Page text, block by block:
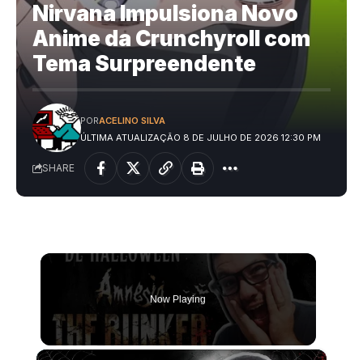
Nirvana Impulsiona Novo
Anime da Crunchyroll com
Tema Surpreendente
ÚLTIMA ATUALIZAÇÃO 8 DE JULHO DE 2026 12:30 PM
PORACELINO SILVA
SHARE
Now Playing
×